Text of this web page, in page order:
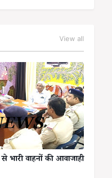
View all
वाहनों की आवाजाही